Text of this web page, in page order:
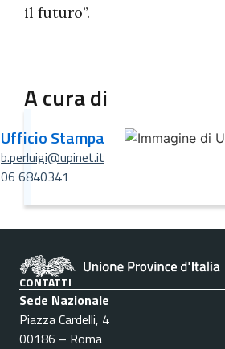
il futuro”.
A cura di
Ufficio Stampa
b.perluigi@upinet.it
06 6840341
CONTATTI
Sede Nazionale
Piazza Cardelli, 4
00186 – Roma